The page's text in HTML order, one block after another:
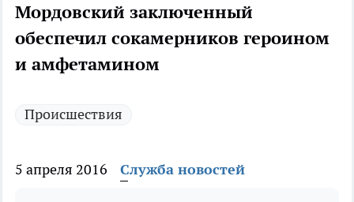
Мордовский заключенный
обеспечил сокамерников героином
и амфетамином
Происшествия
5 апреля 2016 Служба новостей